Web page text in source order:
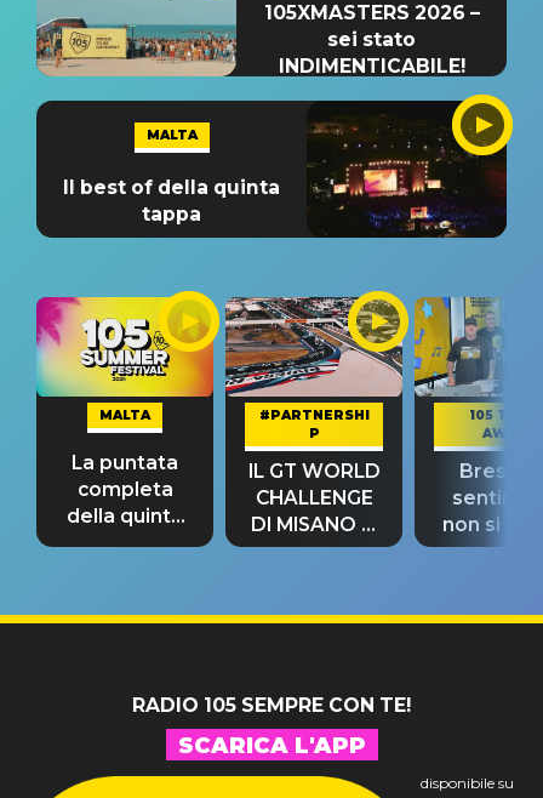
105XMASTERS 2026 –
sei stato
INDIMENTICABILE!
MALTA
Il best of della quinta
tappa
MALTA
La puntata
completa
della quinta
tappa
#PARTNERSHI
P
IL GT WORLD
CHALLENGE
DI MISANO si
riconferma
105 TAKE
AWAY
Bresh:
non si
fino alla
RADIO 105 SEMPRE CON TE!
SCARICA L'APP
disponibile su